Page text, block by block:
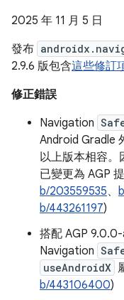
2025 年 11 月 5 日
發布
2.9.6 版包含這些修訂
修正錯誤
Navigation
Android Gradle
以上版本相容。
已變更為 AGP
b/203559535、
b/443261197)
搭配 AGP
Navigation
useAndroidX
b/443106400)